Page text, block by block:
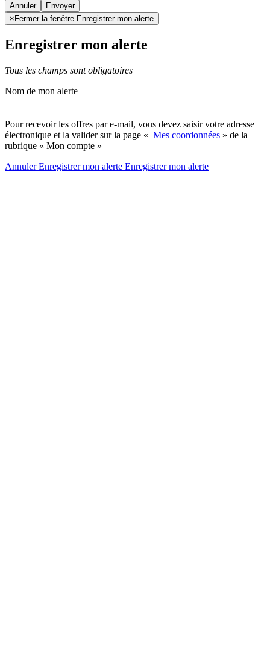
Annuler
× Fermer la fenêtre Enregistrer mon alerte
Enregistrer mon alerte
Tous les champs sont obligatoires
Nom de mon alerte
Pour recevoir les offres par e-mail, vous devez saisir votre adresse
électronique et la valider sur la page « Mes coordonnées » de la
rubrique « Mon compte »
AnnulerEnregistrer mon alerte Enregistrermon alerte